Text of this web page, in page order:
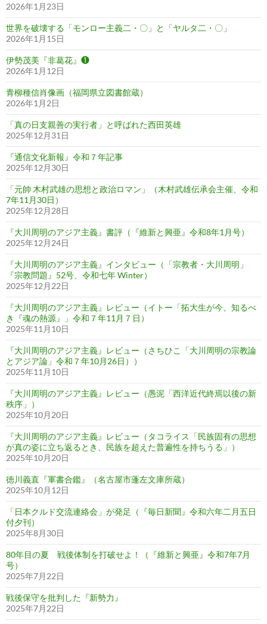
2026年1月23日
世界を破壊する「モンロー主義二・〇」と「ヤルタ二・〇」
2026年1月15日
伊勢茂美『非葛花』❶
2026年1月12日
青柳種信肖像画（福岡県立図書館蔵）
2026年1月2日
「真の日支親善の実行者」と呼ばれた西田英雄
2025年12月31日
『通信文化新報』令和７年記事
2025年12月30日
「元帥 木村武雄の思想と政治ロマン」（木村武雄伝承会主催、令和
7年11月30日）
2025年12月28日
『大川周明のアジア主義』書評（『維新と興亜』令和8年1月号）
2025年12月24日
『大川周明のアジア主義』インタビュー（「宗教者・大川周明」
『宗教問題』52号、令和七年 Winter）
2025年12月22日
『大川周明のアジア主義』レビュー（イトー「拓大生が今、知るべ
き『魂の熱源』」令和７年11月７日）
2025年11月10日
『大川周明のアジア主義』レビュー（さちひこ「大川周明の宗教論
とアジア論」令和７年10月26日））
2025年11月10日
『大川周明のアジア主義』レビュー（愚泥「西洋近代終焉以後の新
秩序」）
2025年10月20日
『大川周明のアジア主義』レビュー（タコライス「民族固有の思想
が真の姿に立ち返るとき、民族を超えた普遍性を持ちうる」）
2025年10月20日
徳川義直『軍書合鑑』（名古屋市蓬左文庫所蔵）
2025年10月12日
「日本クルド交流連絡会」が発足（『毎日新聞』令和六年二月五日
付夕刊）
2025年8月30日
80年目の夏 戦後体制を打破せよ！（『維新と興亜』令和7年7月
号）
2025年7月22日
戦後保守を批判した『新勢力』
2025年7月22日